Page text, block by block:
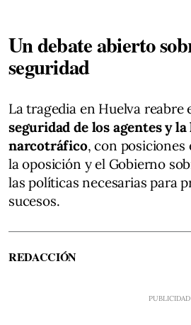
Un debate abierto
seguridad
La tragedia en Huelva reabre
seguridad de los agentes y
narcotráfico, con posiciones
la oposición y el Gobierno
las políticas necesarias para
sucesos.
REDACCIÓN